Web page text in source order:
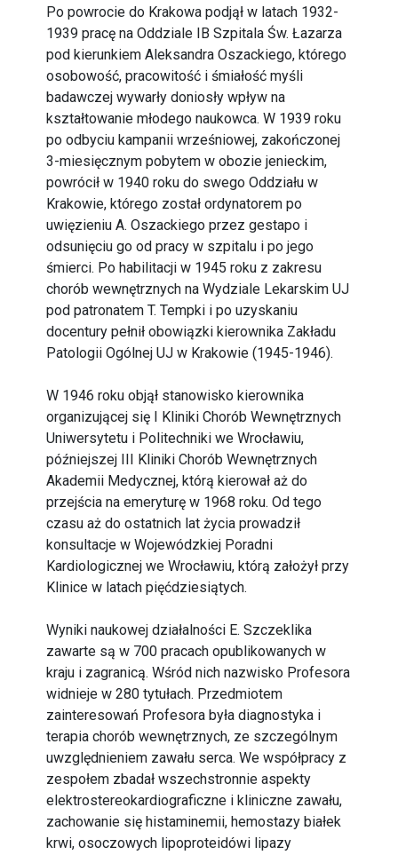
Po powrocie do Krakowa podjął w latach 1932-
1939 pracę na Oddziale IB Szpitala Św. Łazarza
pod kierunkiem Aleksandra Oszackiego, którego
osobowość, pracowitość i śmiałość myśli
badawczej wywarły doniosły wpływ na
kształtowanie młodego naukowca. W 1939 roku
po odbyciu kampanii wrześniowej, zakończonej
3-miesięcznym pobytem w obozie jenieckim,
powrócił w 1940 roku do swego Oddziału w
Krakowie, którego został ordynatorem po
uwięzieniu A. Oszackiego przez gestapo i
odsunięciu go od pracy w szpitalu i po jego
śmierci. Po habilitacji w 1945 roku z zakresu
chorób wewnętrznych na Wydziale Lekarskim UJ
pod patronatem T. Tempki i po uzyskaniu
docentury pełnił obowiązki kierownika Zakładu
Patologii Ogólnej UJ w Krakowie (1945-1946).
W 1946 roku objął stanowisko kierownika
organizującej się I Kliniki Chorób Wewnętrznych
Uniwersytetu i Politechniki we Wrocławiu,
późniejszej III Kliniki Chorób Wewnętrznych
Akademii Medycznej, którą kierował aż do
przejścia na emeryturę w 1968 roku. Od tego
czasu aż do ostatnich lat życia prowadził
konsultacje w Wojewódzkiej Poradni
Kardiologicznej we Wrocławiu, którą założył przy
Klinice w latach pięćdziesiątych.
Wyniki naukowej działalności E. Szczeklika
zawarte są w 700 pracach opublikowanych w
kraju i zagranicą. Wśród nich nazwisko Profesora
widnieje w 280 tytułach. Przedmiotem
zainteresowań Profesora była diagnostyka i
terapia chorób wewnętrznych, ze szczególnym
uwzględnieniem zawału serca. We współpracy z
zespołem zbadał wszechstronnie aspekty
elektrostereokardiograficzne i kliniczne zawału,
zachowanie się histaminemii, hemostazy białek
krwi, osoczowych lipoproteidówi lipazy